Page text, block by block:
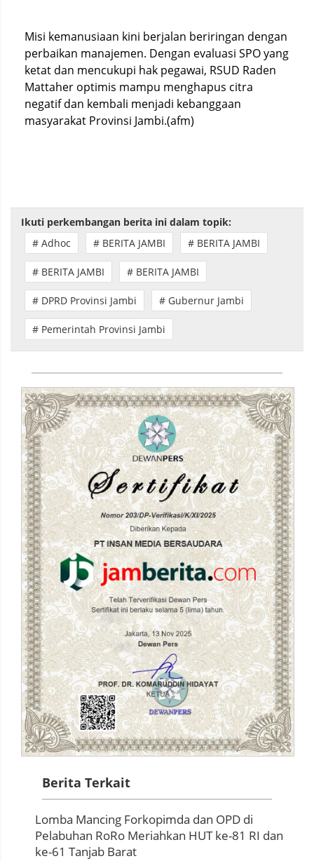
Misi kemanusiaan kini berjalan beriringan dengan
perbaikan manajemen. Dengan evaluasi SPO yang
ketat dan mencukupi hak pegawai, RSUD Raden
Mattaher optimis mampu menghapus citra
negatif dan kembali menjadi kebanggaan
masyarakat Provinsi Jambi.(afm)
Ikuti perkembangan berita ini dalam topik:
# Adhoc
# BERITA JAMBI # BERITA JAMBI
# BERITA JAMBI # BERITA JAMBI
# DPRD Provinsi Jambi # Gubernur Jambi
# Pemerintah Provinsi Jambi
Berita Terkait
Lomba Mancing Forkopimda dan OPD di
Pelabuhan RoRo Meriahkan HUT ke-81 RI dan
ke-61 Tanjab Barat